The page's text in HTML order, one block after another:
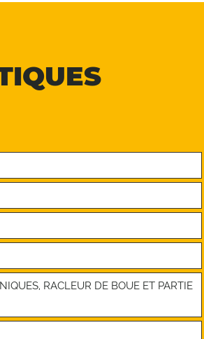
RACLEUR DE BOUE ET PARTIE